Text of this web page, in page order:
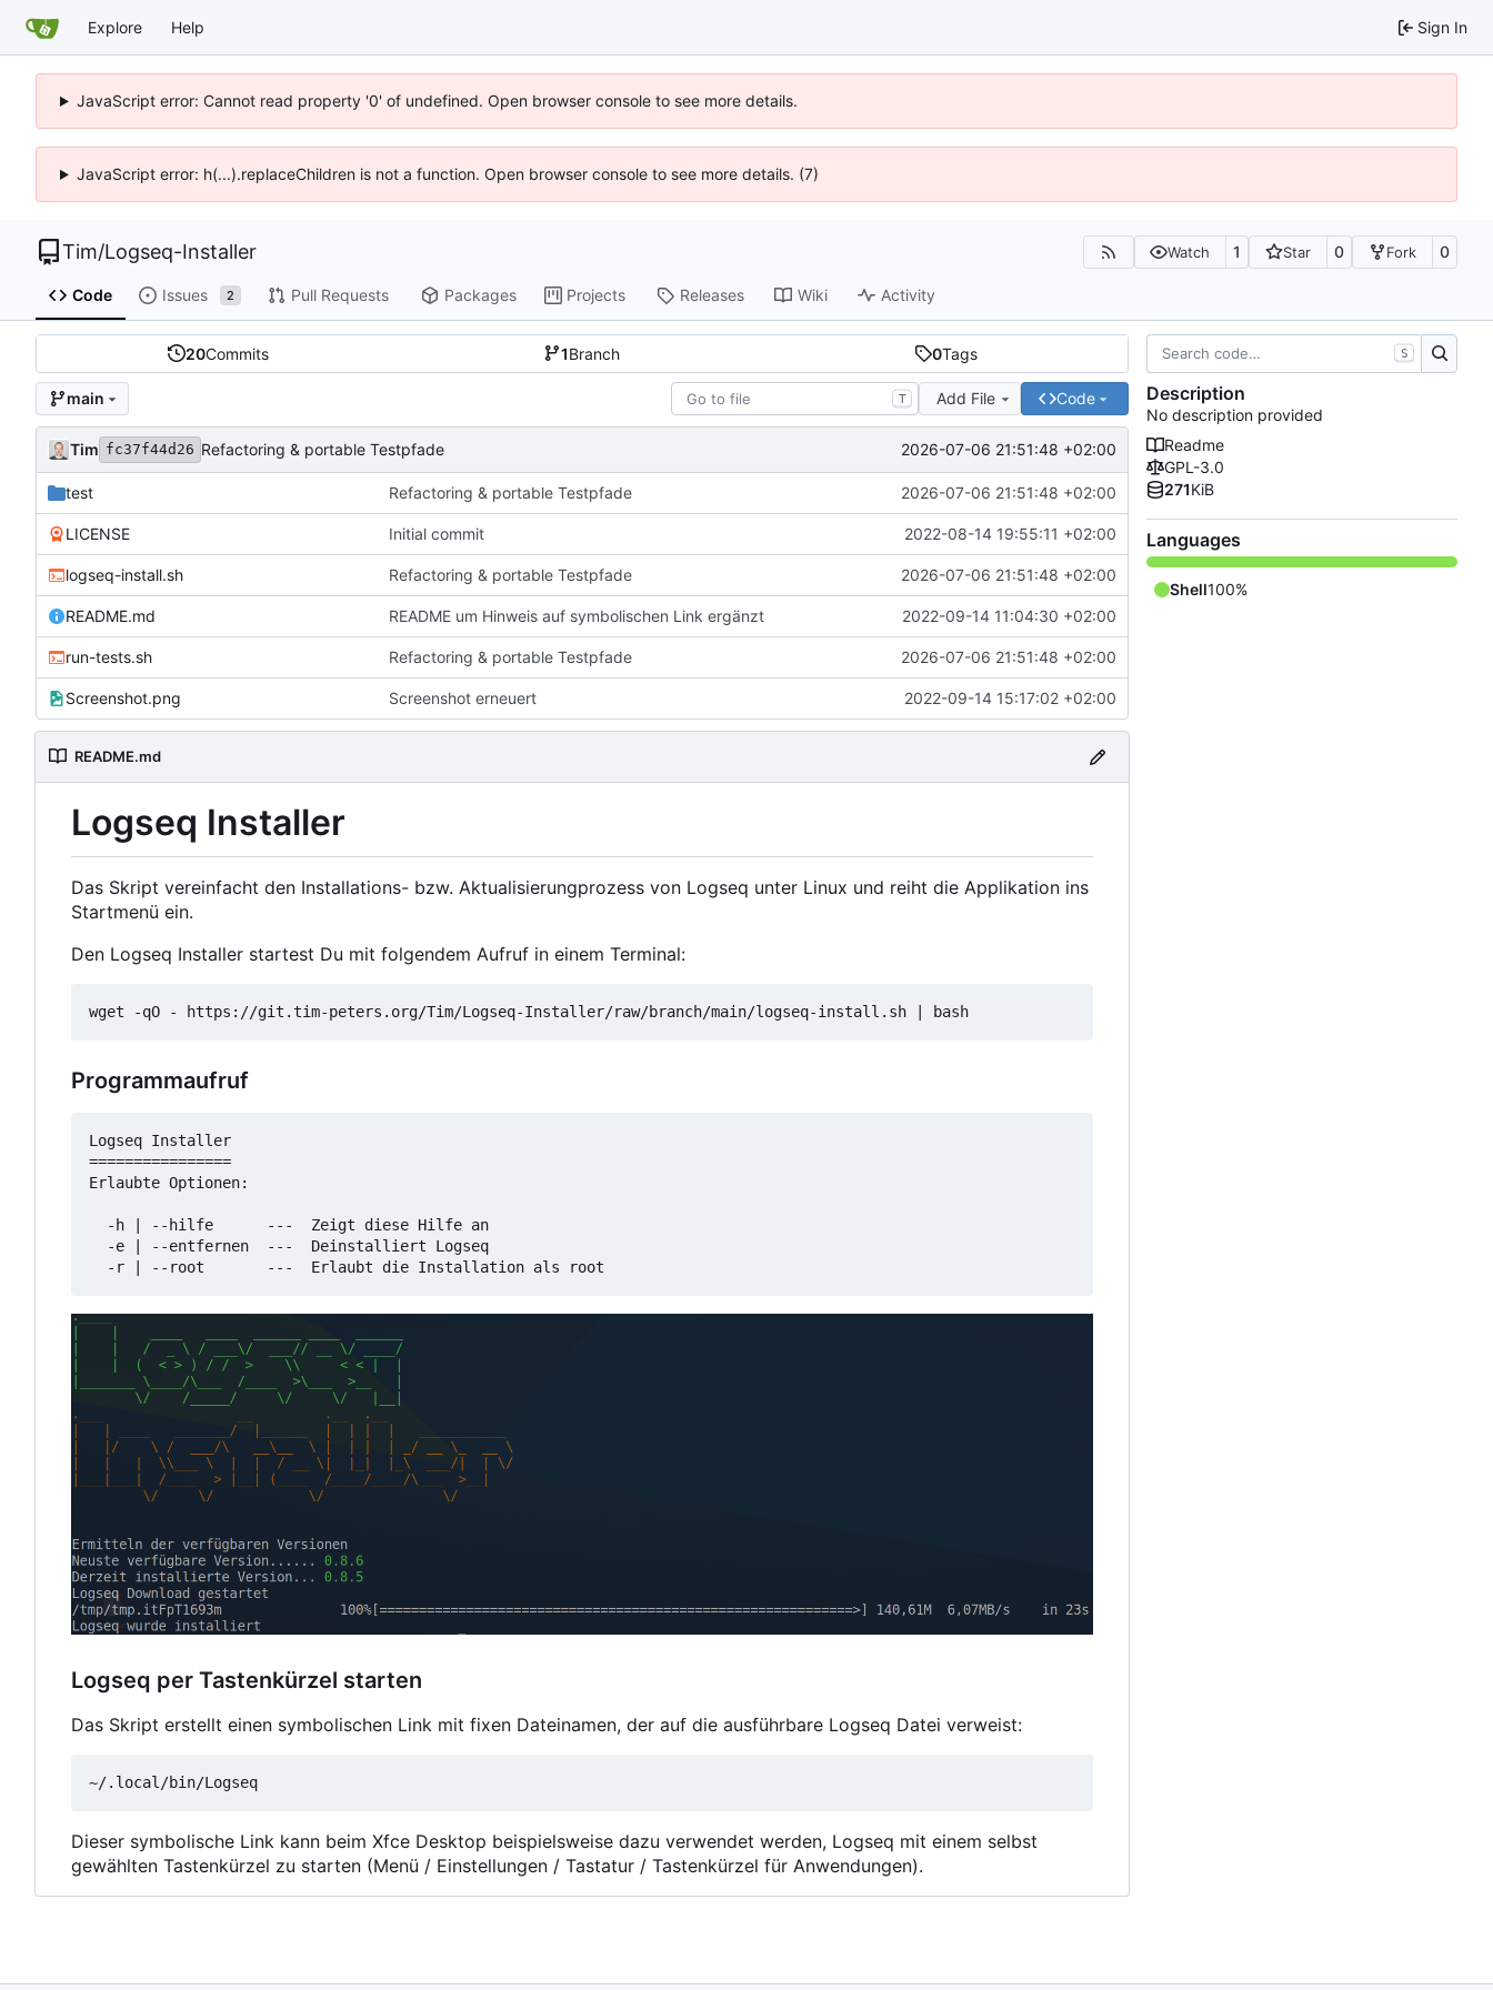
Explore Help Sign In
JavaScript error: Cannot read property '0' of undefined. Open browser console to see more details.
JavaScript error: h(...).replaceChildren is not a function. Open browser console to see more details. (7)
Tim/Logseq-Installer Watch 1 Star 0 Fork 0
Code Issues 2 Pull Requests Packages Projects Releases Wiki Activity
20Commits 1Branch 0Tags
main T Add File Code
Tim fc37f44d26 Refactoring & portable Testpfade 2026-07-06 21:51:48 +02:00
test Refactoring & portable Testpfade 2026-07-06 21:51:48 +02:00
LICENSE Initial commit 2022-08-14 19:55:11 +02:00
logseq-install.sh Refactoring & portable Testpfade 2026-07-06 21:51:48 +02:00
README.md README um Hinweis auf symbolischen Link ergänzt 2022-09-14 11:04:30 +02:00
run-tests.sh Refactoring & portable Testpfade 2026-07-06 21:51:48 +02:00
Screenshot.png Screenshot erneuert 2022-09-14 15:17:02 +02:00
README.md
Logseq Installer
Das Skript vereinfacht den Installations- bzw. Aktualisierungprozess von Logseq unter Linux und reiht die Applikation ins
Startmenü ein.
Den Logseq Installer startest Du mit folgendem Aufruf in einem Terminal:
wget -qO - https://git.tim-peters.org/Tim/Logseq-Installer/raw/branch/main/logseq-install.sh
Programmaufruf
Logseq Installer
================
Erlaubte Optionen:
  -h | --hilfe      ---  Zeigt diese Hilfe an
  -e | --entfernen  ---  Deinstalliert Logseq
Logseq per Tastenkürzel starten
Das Skript erstellt einen symbolischen Link mit fixen Dateinamen, der auf die ausführbare Logseq Datei verweist:
Dieser symbolische Link kann beim Xfce Desktop beispielsweise dazu verwendet werden, Logseq mit einem selbst
gewählten Tastenkürzel zu starten (Menü / Einstellungen / Tastatur / Tastenkürzel für Anwendungen).
S
Description
No description provided
Readme
GPL-3.0
271KiB
Languages
Shell100%